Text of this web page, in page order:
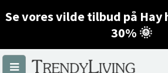
Se vores vilde tilbud på Hay
30% 🌞